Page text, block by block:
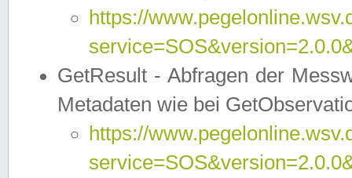
https://
GetResult - Abfragen der
Metadaten wie bei
https://